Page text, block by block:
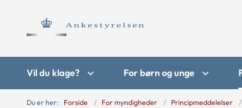
Vil du klage? For børn og unge
Du er her: Forside For myndigheder Principmeddelelser